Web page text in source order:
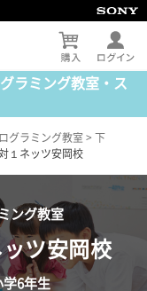
ラミング教室・ス
グラミング教室 > 下
１ネッツ安岡校
ング教室
ツ安岡校
学6年生